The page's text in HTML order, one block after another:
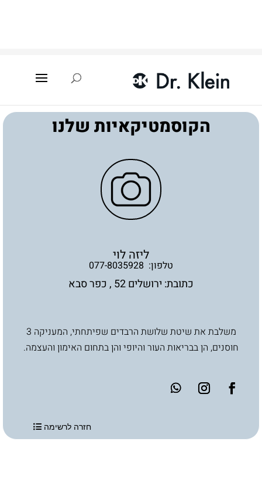
הקוסמטיקאיות שלנו
ליזה לוי
טלפון:
כתובת: ירושלים 52 , כפר סבא
משלבת את שיטת שלושת הרבדים שפיתחתי, המעניקה 3
חוסנים, הן בבריאות העור והיופי והן בתחום האימון והעצמה.
חזרה לרשימה